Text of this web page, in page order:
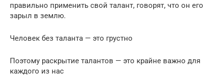
правильно применить свой талант, говорят, что он его
зарыл в землю.
Человек без таланта — это грустно
Поэтому раскрытие талантов — это крайне важно для
каждого из нас